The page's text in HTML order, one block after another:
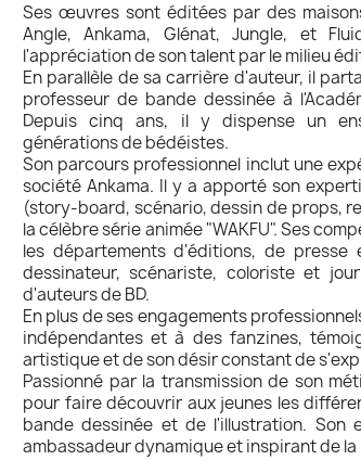
Ses œuvres sont éditées par des
Angle, Ankama, Glénat, Jungle, et
l'appréciation de son talent par le milieu
En parallèle de sa carrière d'auteur, il
professeur de bande dessinée à
Depuis cinq ans, il y dispense un
générations de bédéistes.
Son parcours professionnel inclut une
société Ankama. Il y a apporté son
(story-board, scénario, dessin de props,
la célèbre série animée "WAKFU". Ses
les départements d'éditions, de
dessinateur, scénariste, coloriste et
d'auteurs de BD.
En plus de ses engagements
indépendantes et à des fanzines,
artistique et de son désir constant de
Passionné par la transmission de son
pour faire découvrir aux jeunes les
bande dessinée et de l'illustration.
ambassadeur dynamique et inspirant de